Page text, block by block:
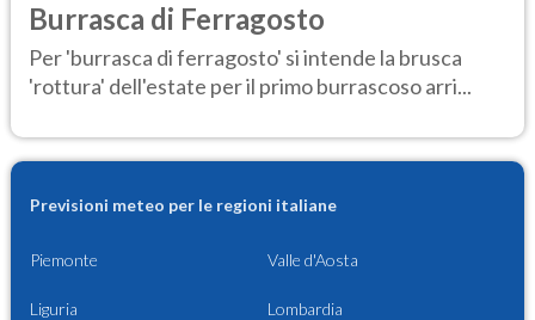
Burrasca di Ferragosto
Per 'burrasca di ferragosto' si intende la brusca
'rottura' dell'estate per il primo burrascoso arri...
Previsioni meteo per le regioni italiane
Piemonte Valle d'Aosta
Liguria Lombardia